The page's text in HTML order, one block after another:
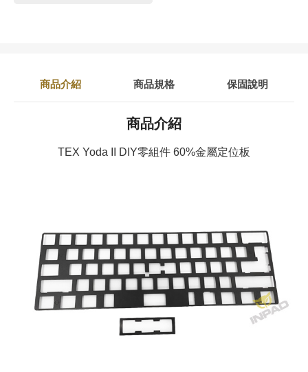
商品介紹 商品規格 保固說明
商品介紹
TEX Yoda II DIY零組件 60%金屬定位板